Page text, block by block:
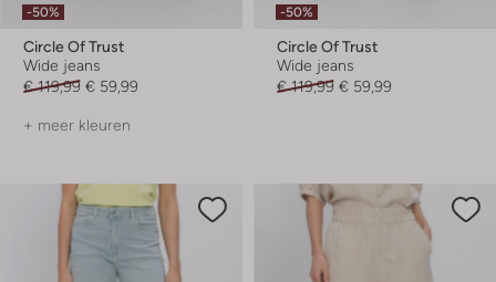
-50%
Circle Of Trust
Wide jeans
€ 119,99 € 59,99
+ meer kleuren
-50%
Circle Of Trust
Wide jeans
€ 119,99 € 59,99